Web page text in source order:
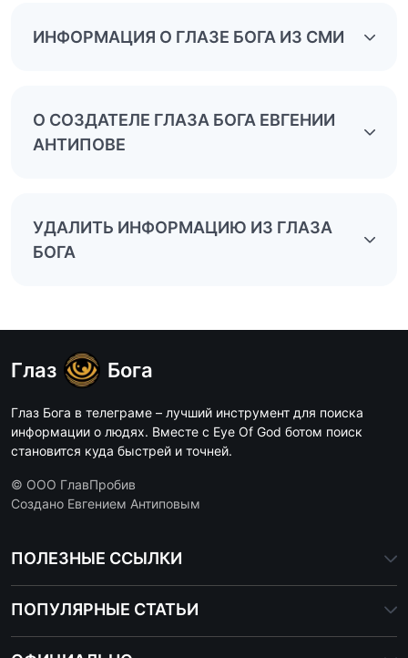
ИНФОРМАЦИЯ О ГЛАЗЕ БОГА ИЗ СМИ
О СОЗДАТЕЛЕ ГЛАЗА БОГА ЕВГЕНИИ
АНТИПОВЕ
УДАЛИТЬ ИНФОРМАЦИЮ ИЗ ГЛАЗА
БОГА
Глаз Бога
Глаз Бога в телеграме – лучший инструмент для поиска
информации о людях. Вместе с Eye Of God ботом поиск
становится куда быстрей и точней.
© ООО ГлавПробив
Создано Евгением Антиповым
ПОЛЕЗНЫЕ ССЫЛКИ
ПОПУЛЯРНЫЕ СТАТЬИ